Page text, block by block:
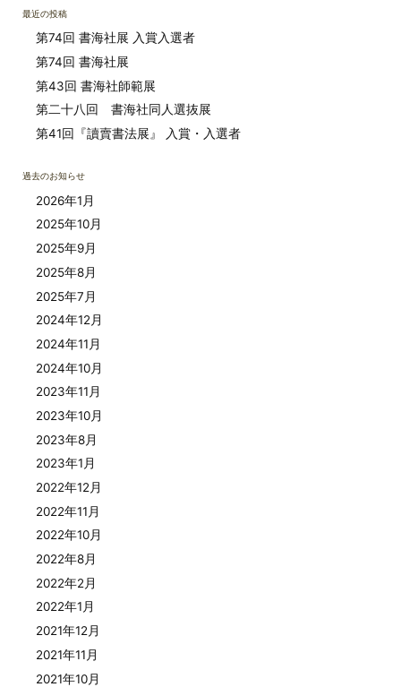
最近の投稿
第74回 書海社展 入賞入選者
第74回 書海社展
第43回 書海社師範展
第二十八回 書海社同人選抜展
第41回『讀賣書法展』 入賞・入選者
過去のお知らせ
2026年1月
2025年10月
2025年9月
2025年8月
2025年7月
2024年12月
2024年11月
2024年10月
2023年11月
2023年10月
2023年8月
2023年1月
2022年12月
2022年11月
2022年10月
2022年8月
2022年2月
2022年1月
2021年12月
2021年11月
2021年10月